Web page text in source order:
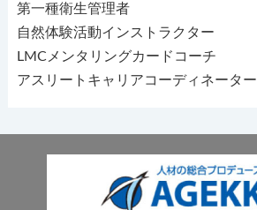
第一種衛生管理者
自然体験活動インストラクター
LMCメンタリングカードコーチ
アスリートキャリアコーディネーター